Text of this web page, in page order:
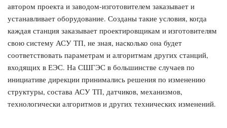
автором проекта и заводом-изготовителем заказывает и
устанавливает оборудование. Созданы такие условия, когда
каждая станция заказывает проектировщикам и изготовителям
свою систему АСУ ТП, не зная, насколько она будет
соответствовать параметрам и алгоритмам других станций,
входящих в ЕЭС. На СШГЭС в большинстве случаев по
инициативе дирекции принимались решения по изменению
структуры, состава АСУ ТП, датчиков, механизмов,
технологически алгоритмов и других технических изменений.